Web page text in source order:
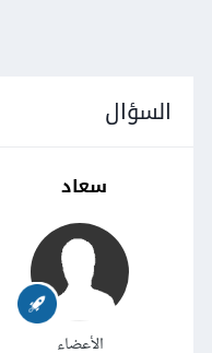
السؤال
سعاد
الأعضاء